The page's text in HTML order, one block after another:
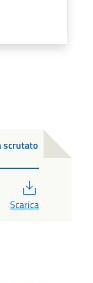
scrutato
Scarica